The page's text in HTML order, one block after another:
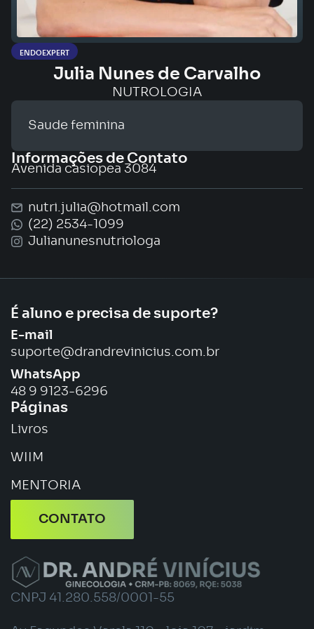
ENDOEXPERT
Julia Nunes de Carvalho
NUTROLOGIA
Saude feminina
Informações de Contato
Avenida casiopea 3084
nutri.julia@hotmail.com
(22) 2534-1099
Julianunesnutriologa
CNPJ 41.280.558/0001-55
É aluno e precisa de suporte?
E-mail
suporte@drandrevinicius.com.br
WhatsApp
48 9 9123-6296
Páginas
Livros
WIIM
MENTORIA
CONTATO